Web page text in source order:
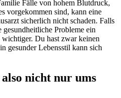
Fälle von hohem Blutdruck,
vorgekommen sind, kann eine
sicherlich nicht schaden. Falls
Probleme ein
Du hast zwar keinen
gesunder Lebensstil kann sich
nicht nur ums